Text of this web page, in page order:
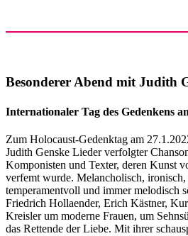
Besonderer Abend mit Judith
Internationaler Tag des Gedenkens
Zum Holocaust-Gedenktag am
Judith Genske Lieder verfolgter
Komponisten und Texter, deren Kunst
verfemt wurde. Melancholisch,
temperamentvoll und immer melodisch
Friedrich Hollaender, Erich Kästner,
Kreisler um moderne Frauen, um
das Rettende der Liebe. Mit ihrer